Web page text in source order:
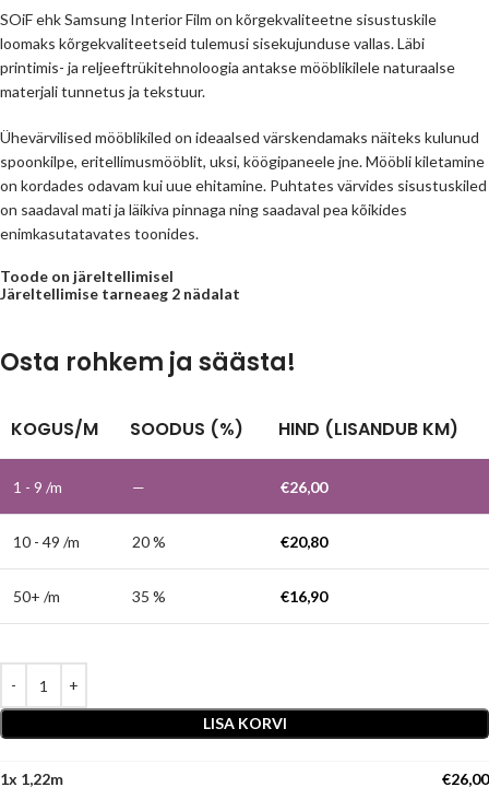
SOiF ehk Samsung Interior Film on kõrgekvaliteetne sisustuskile
loomaks kõrgekvaliteetseid tulemusi sisekujunduse vallas. Läbi
printimis- ja reljeeftrükitehnoloogia antakse mööblikilele naturaalse
materjali tunnetus ja tekstuur.
Ühevärvilised mööblikiled on ideaalsed värskendamaks näiteks kulunud
spoonkilpe, eritellimusmööblit, uksi, köögipaneele jne. Mööbli kiletamine
on kordades odavam kui uue ehitamine. Puhtates värvides sisustuskiled
on saadaval mati ja läikiva pinnaga ning saadaval pea kõikides
enimkasutatavates toonides.
Toode on järeltellimisel
Järeltellimise tarneaeg 2 nädalat
Osta rohkem ja säästa!
KOGUS/M SOODUS (%) HIND (LISANDUB KM)
1 - 9 /m — €26,00
10 - 49 /m 20 % €20,80
50+ /m 35 % €16,90
LISA KORVI
1x €26,00